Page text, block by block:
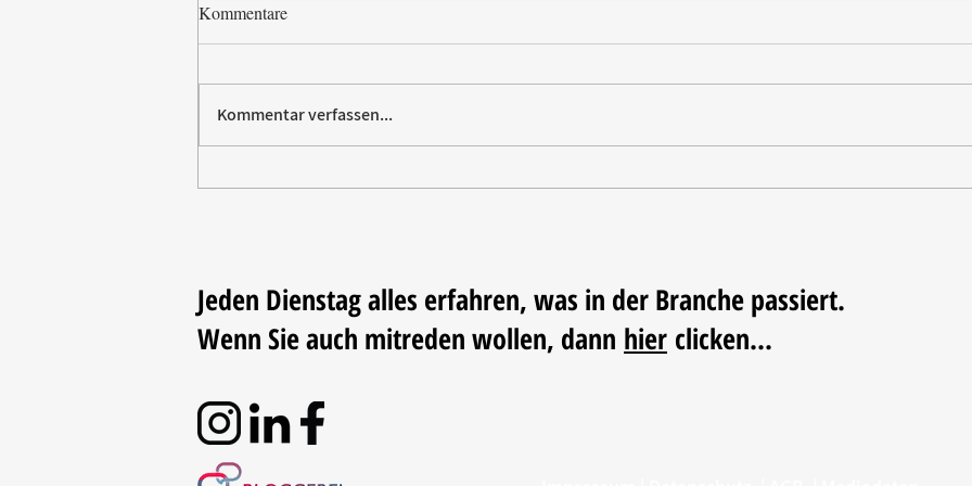
Kommentare
Kommentar verfassen...
Jeden Dienstag alles erfahren, was in der Branche passiert.
Wenn Sie auch mitreden wollen, dann hier clicken...